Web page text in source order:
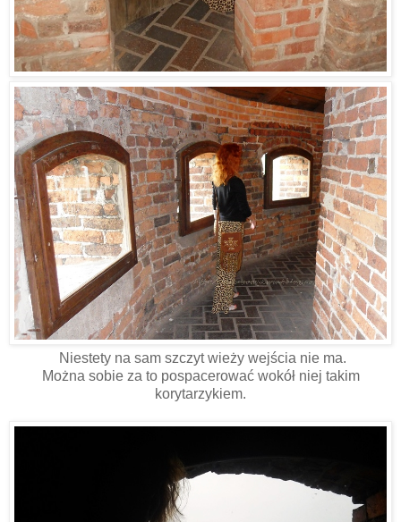
Niestety na sam szczyt wieży wejścia nie ma.
Można sobie za to pospacerować wokół niej takim
korytarzykiem.